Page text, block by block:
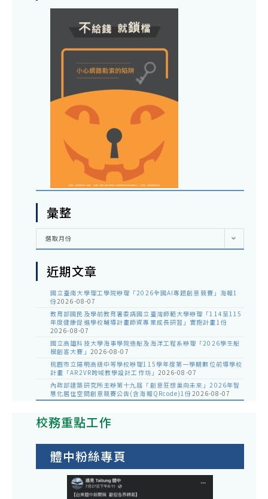
彙整
彙
選取月份
近期文章
國立臺南大學理工學院辦理「2026全國AI專題創意競賽」海報1
份2026-08-07
教育部國民及學前教育署委請國立臺灣師範大學辦理「114至115
年度健康促進學校輔導計畫師資專業成長研習」實施計畫1份
2026-08-07
國立高雄科技大學海事學院造船及海洋工程系辦理「2026學生船
模創客大賽」 2026-08-07
桃園市立陽明高級中等學校辦理115學年度第一學期數位前導學校
計畫「AR2VR跨域教學設計工作坊」 2026-08-07
內政部建築研究所主辦第十九屆「創意狂想巢向未來」2026年智
慧化居住空間創意競賽公告(含海報QRcode)1份2026-08-07
校務重點工作
體中粉絲專頁